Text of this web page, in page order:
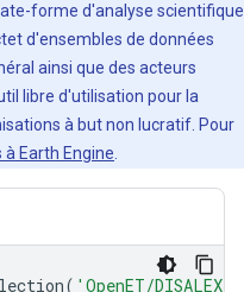
forme d'analyse scientifique
d'ensembles de données
ainsi que des acteurs
libre d'utilisation pour la
à but non lucratif. Pour
Earth Engine
( 'OpenET/DISALEXI/